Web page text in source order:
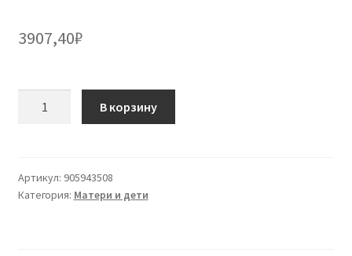
3907,40₽
30
Cps
В корзину
Артикул: 905943508
Категория: Матери и дети